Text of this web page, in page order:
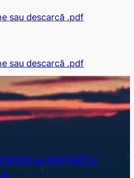
sau descarcă .pdf
sau descarcă .pdf
ENERGETIC